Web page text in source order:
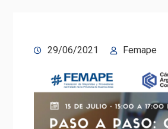
29/06/2021 Femape